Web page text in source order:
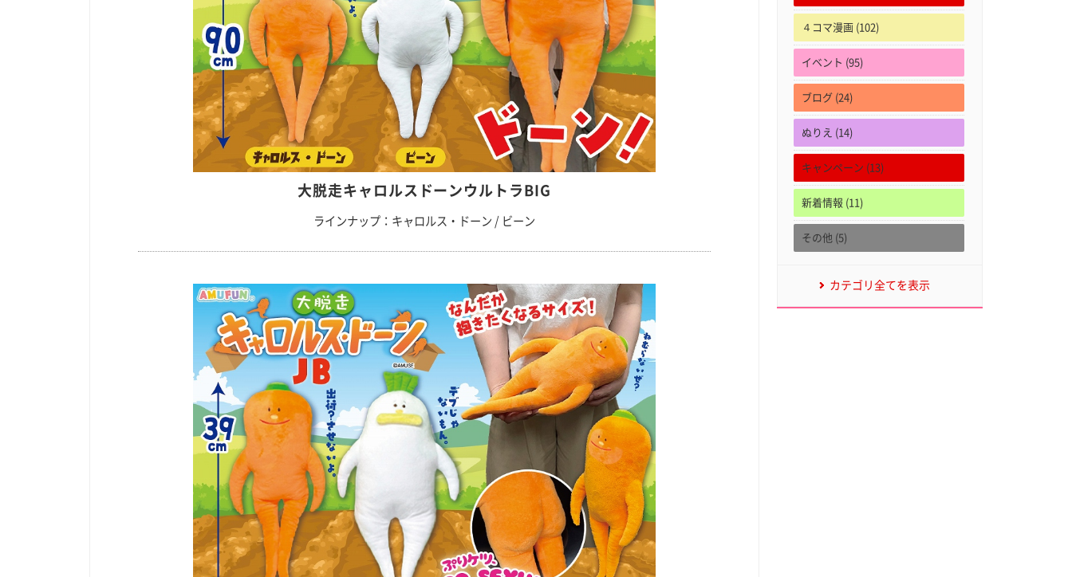
大脱走キャロルスドーンウルトラBIG
ラインナップ：キャロルス・ドーン / ビーン
４コマ漫画 (102)
イベント (95)
ブログ (24)
ぬりえ (14)
キャンペーン (13)
新着情報 (11)
その他 (5)
カテゴリ全てを表示